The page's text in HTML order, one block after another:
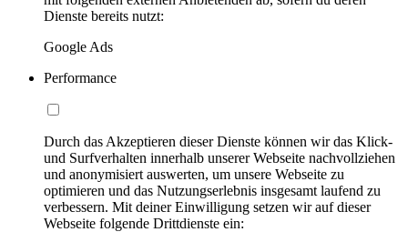
Dienste bereits nutzt:
Google Ads
Performance
Durch das Akzeptieren dieser Dienste können wir das Klick-
und Surfverhalten innerhalb unserer Webseite nachvollziehen
und anonymisiert auswerten, um unsere Webseite zu
optimieren und das Nutzungserlebnis insgesamt laufend zu
verbessern. Mit deiner Einwilligung setzen wir auf dieser
Webseite folgende Drittdienste ein: